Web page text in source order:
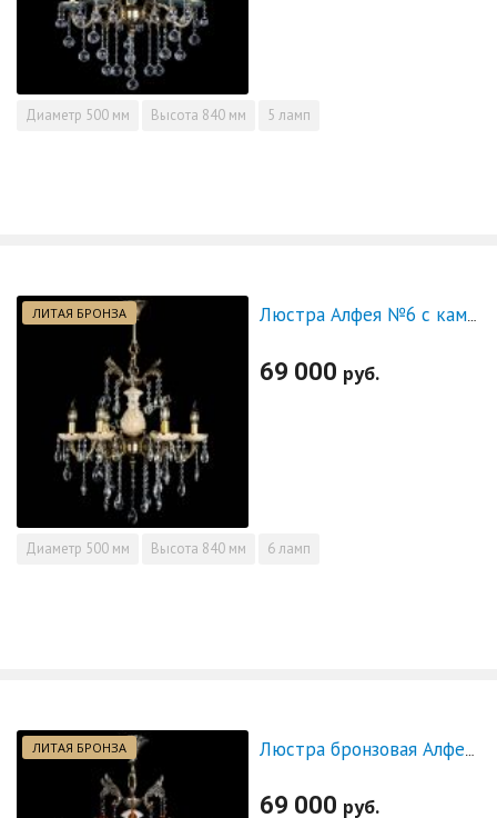
Диаметр 500 мм Высота 840 мм 5 ламп
ЛИТАЯ БРОНЗА Люстра Алфея №6 с камнем журавлик
69 000 руб.
Диаметр 500 мм Высота 840 мм 6 ламп
ЛИТАЯ БРОНЗА
69 000 руб.